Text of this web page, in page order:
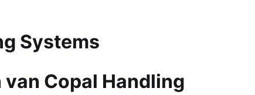
Systems
Copal Handling